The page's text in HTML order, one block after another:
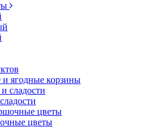
ягодные корзины
цветы